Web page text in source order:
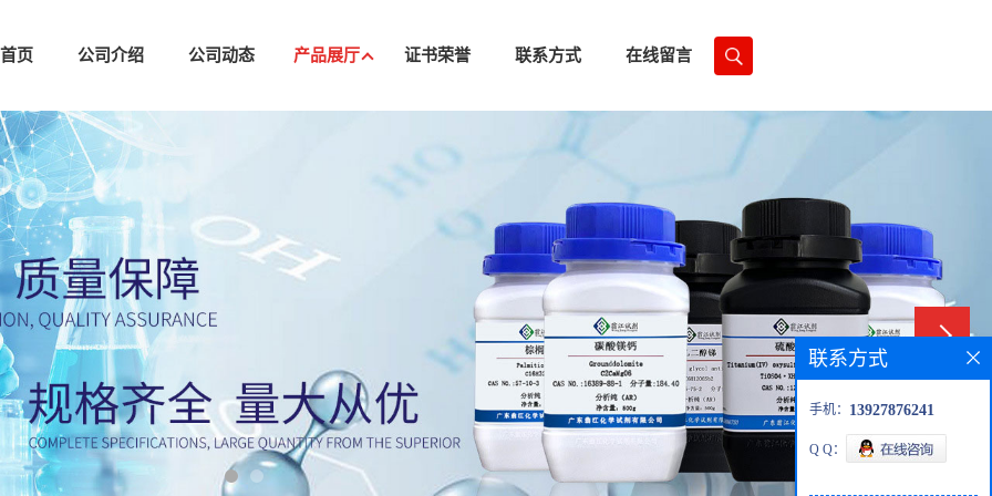
页 公司介绍 公司动态 产品展厅 证书荣誉 联系方式 在线留言
联系方式
手机： 13927876241
Q Q：